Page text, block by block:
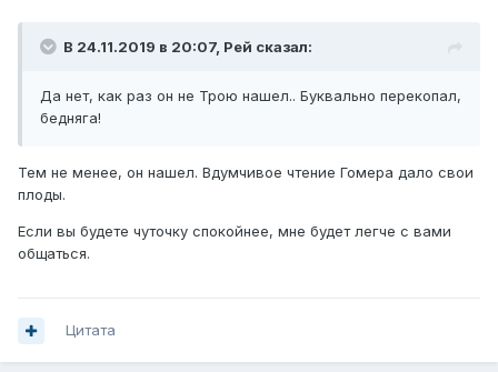
В 24.11.2019 в 20:07, Рей сказал:
Да нет, как раз он не Трою нашел.. Буквально перекопал,
бедняга!
Тем не менее, он нашел. Вдумчивое чтение Гомера дало свои
плоды.
Если вы будете чуточку спокойнее, мне будет легче с вами
общаться.
Цитата